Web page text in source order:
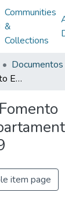
Communities
&
Collections
Plan de Acción Fomento Ecoturístico Departamento de Amazonas 2009
item page